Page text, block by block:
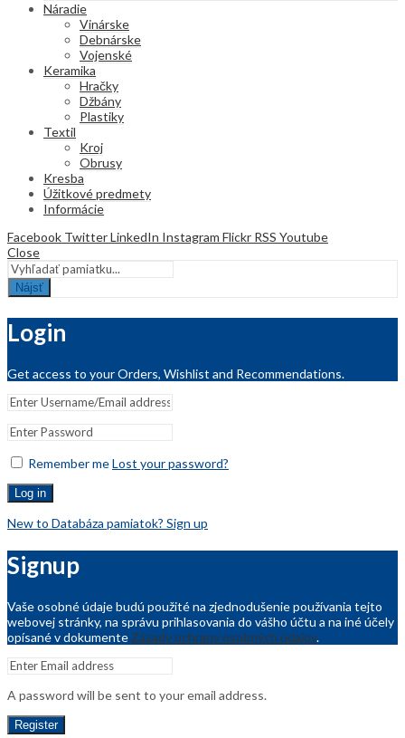
Náradie
Vinárske
Debnárske
Vojenské
Keramika
Hračky
Džbány
Plastiky
Textil
Kroj
Obrusy
Kresba
Úžitkové predmety
Informácie
Facebook TwitterLinkedIn Instagram Flickr RSS Youtube
Close
Nájsť
Login
Get access to your Orders, Wishlist and Recommendations.
Remember meLost your password?
Log in
New to Databáza pamiatok? Sign up
Signup
Vaše osobné údaje budú použité na zjednodušenie používania tejto
webovej stránky, na správu prihlasovania do vášho účtu a na iné účely
opísané v dokumente Zásady ochrany osobných údajov.
A password will be sent to your email address.
Register